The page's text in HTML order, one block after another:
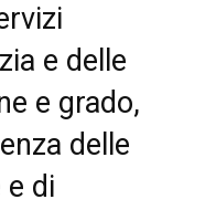
e delle
e grado,
delle
di